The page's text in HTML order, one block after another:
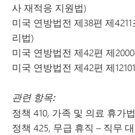
사 재적응 지원법)
미국 연방법전 제38편 제
리법)
미국 연방법전 제42편 제
미국 연방법전 제42편 제
관련 항목:
정책 410, 가족 및 의료 휴가법
정책 425, 무급 휴직 – 직무